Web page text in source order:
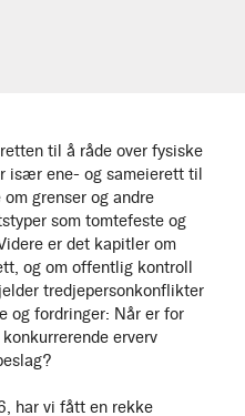
til å råde over fysiske
især ene- og sameierett til
grenser og andre
som tomtefeste og
er det kapitler om
og om offentlig kontroll
tredjepersonkonflikter
og fordringer: Når er for
erverv
har vi fått en rekke